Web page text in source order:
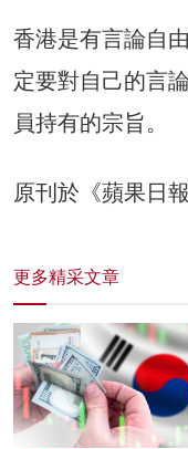
香港是有言論自
定要對自己的言
員持有的宗旨。
原刊於《蘋果日
更多精采文章